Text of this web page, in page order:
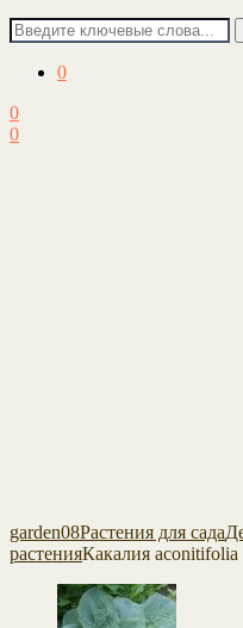
0
0
0
garden08Растения для сада
растенияКакалия aconitifolia